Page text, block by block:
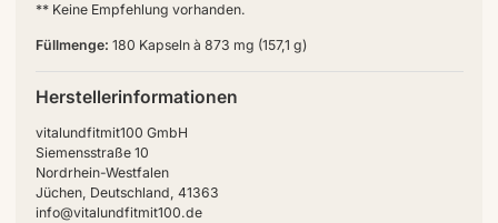
** Keine Empfehlung vorhanden.
Füllmenge: 180 Kapseln à 873 mg (157,1 g)
Herstellerinformationen
vitalundfitmit100 GmbH
Siemensstraße 10
Nordrhein-Westfalen
Jüchen, Deutschland, 41363
info@vitalundfitmit100.de